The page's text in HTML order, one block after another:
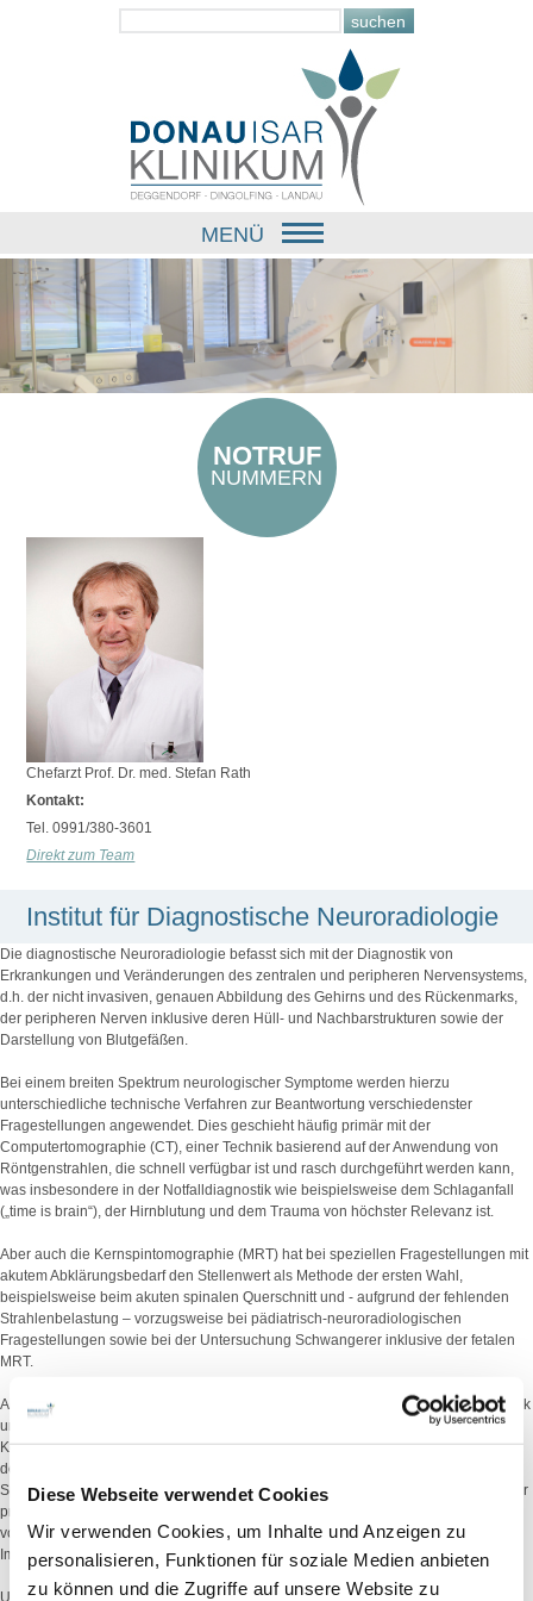
Diese Webseite verwendet Cookies
Wir verwenden Cookies, um Inhalte und Anzeigen zu
personalisieren, Funktionen für soziale Medien anbieten
zu können und die Zugriffe auf unsere Website zu
MENÜ
NOTRUF
NUMMERN
Chefarzt Prof. Dr. med. Stefan Rath
Kontakt:
Tel. 0991/380-3601
Direkt zum Team
Institut für Diagnostische Neuroradiologie
Die diagnostische Neuroradiologie befasst sich mit der Diagnostik von
Erkrankungen und Veränderungen des zentralen und peripheren Nervensystems,
d.h. der nicht invasiven, genauen Abbildung des Gehirns und des Rückenmarks,
der peripheren Nerven inklusive deren Hüll- und Nachbarstrukturen sowie der
Darstellung von Blutgefäßen.
Bei einem breiten Spektrum neurologischer Symptome werden hierzu
unterschiedliche technische Verfahren zur Beantwortung verschiedenster
Fragestellungen angewendet. Dies geschieht häufig primär mit der
Computertomographie (CT), einer Technik basierend auf der Anwendung von
Röntgenstrahlen, die schnell verfügbar ist und rasch durchgeführt werden kann,
was insbesondere in der Notfalldiagnostik wie beispielsweise dem Schlaganfall
(„time is brain“), der Hirnblutung und dem Trauma von höchster Relevanz ist.
Aber auch die Kernspintomographie (MRT) hat bei speziellen Fragestellungen mit
akutem Abklärungsbedarf den Stellenwert als Methode der ersten Wahl,
beispielsweise beim akuten spinalen Querschnitt und - aufgrund der fehlenden
Strahlenbelastung – vorzugsweise bei pädiatrisch-neuroradiologischen
Fragestellungen sowie bei der Untersuchung Schwangerer inklusive der fetalen
MRT.
Als weitere diagnostische Methoden stehen die konventionelle Röntgendiagnostik
unter anderem zum Nachweis oder Ausschluss von Frakturen, bei postoperativen
Kontrollen und Durchleuchtungsuntersuchungen zur Verfügung, letztere auch bei
der Myelographie, einer Spezialuntersuchung des liquorgefüllten
Spinalkanalraumes, zur Diagnostik von Nervenwurzelreizungen im Rahmen einer
präoperativen probatorischen periradikulären Wurzeltherapie, bei Infiltrationen
von Facettengelenken oder der Iliosakralgelenke wie auch zur Darstellung von
Implantaten bei z.B. Shunt-versorgten Patienten.
Unser Zentrum bietet Ihnen dieses umfangreiche bildgebende und